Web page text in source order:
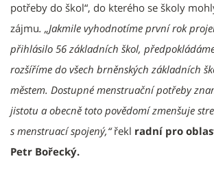
potřeby do škol“, do kterého se školy
zájmu. „Jakmile vyhodnotíme první rok
přihlásilo 56 základních škol,
rozšíříme do všech brněnských základních
městem. Dostupné menstruační potřeby
jistotu a obecně toto povědomí zmenšuje
s menstruací spojený,“řekl radní pro
Petr Bořecký.